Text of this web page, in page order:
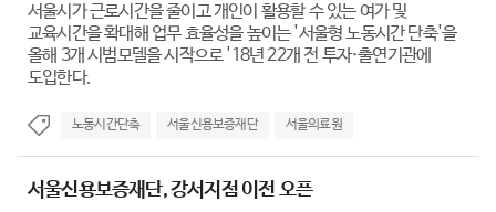
서울시가 근로시간을 줄이고 개인이 활용할 수 있는 여가 및
교육시간을 확대해 업무 효율성을 높이는 '서울형 노동시간 단축'을
올해 3개 시범모델을 시작으로 '18년 22개 전 투자·출연기관에
도입한다.
노동시간단축 서울신용보증재단 서울의료원
서울신용보증재단, 강서지점 이전 오픈